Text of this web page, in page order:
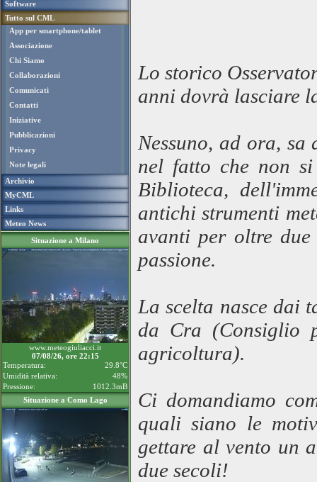
Software
Tutto sul CML
App per smartphone/tablet
Associazione
Chi Siamo
Collaborazioni
Comunicati
Contatti
Iniziative
Pubblicazioni
Privacy
Note legali
Archivio
MyCML
Links
Meteo News
Situazione a Milano
www.meteogiuliacci.it
07/08/26, ore 22:15
Temperatura:
29.8°C
Umidità relativa:
48%
Pressione:
1012.3mB
Situazione a Como Lago
Lo storico
anni dovrà lasciare
Nessuno, ad ora,
nel fatto che non
Biblioteca,
antichi strumenti
avanti per oltre due
passione.
La scelta nasce dai
da Cra (Consiglio
agricoltura).
Ci domandiamo
quali siano le
gettare al vento un
due secoli!